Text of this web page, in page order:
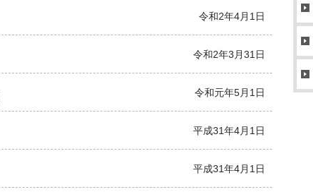
令和2年4月1日
令和2年3月31日
令和元年5月1日
平成31年4月1日
平成31年4月1日